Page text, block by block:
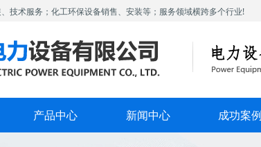
技术服务；化工环保设备销售、安装等；服务领域横跨多个行业!
产品中心 新闻中心 成功案例